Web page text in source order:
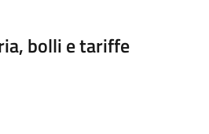
bolli e tariffe